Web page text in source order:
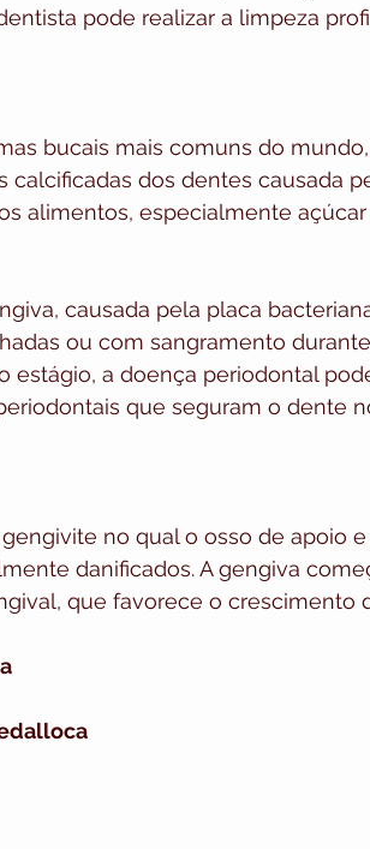
pode realizar a limpeza
bucais mais comuns do
calcificadas dos dentes causada
alimentos, especialmente
causada pela placa
ou com sangramento
estágio, a doença periodontal
que seguram o dente
no qual o osso de apoio
danificados. A gengiva
que favorece o crescimento